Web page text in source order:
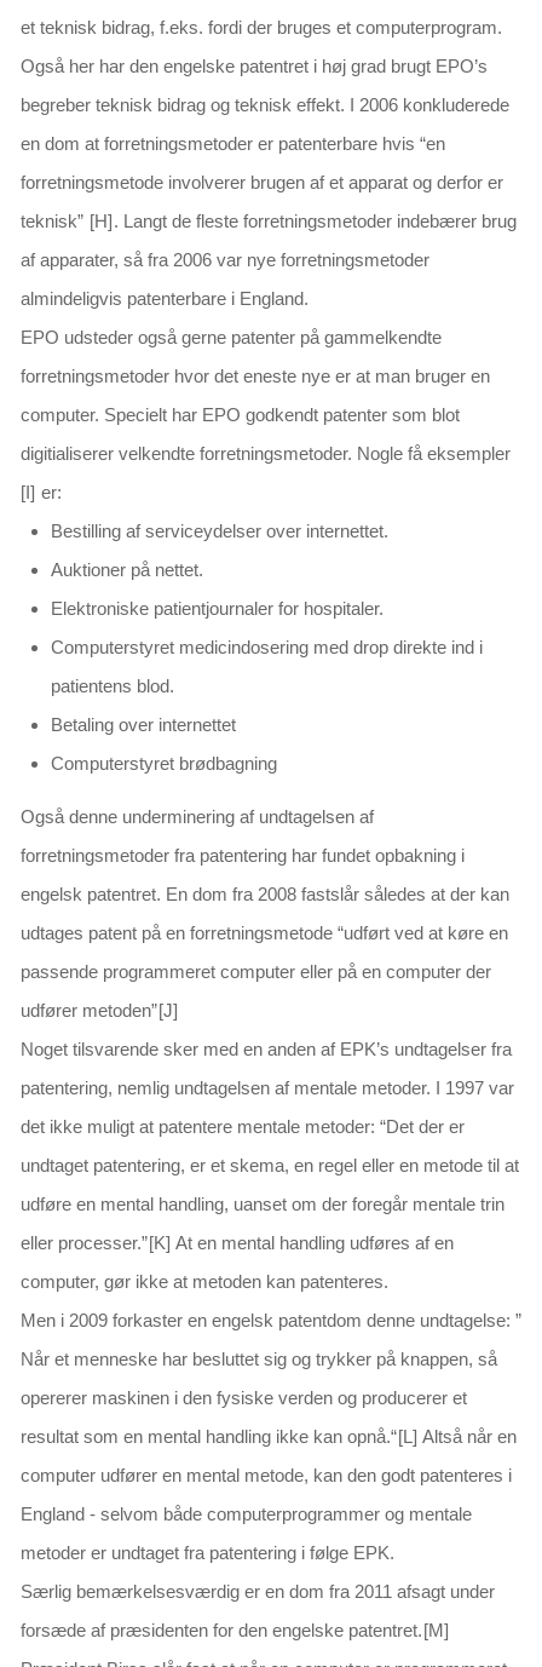
et teknisk bidrag, f.eks. fordi der bruges et computerprogram.
Også her har den engelske patentret i høj grad brugt EPO’s
begreber teknisk bidrag og teknisk effekt. I 2006 konkluderede
en dom at forretningsmetoder er patenterbare hvis “en
forretningsmetode involverer brugen af et apparat og derfor er
teknisk” [H]. Langt de fleste forretningsmetoder indebærer brug
af apparater, så fra 2006 var nye forretningsmetoder
almindeligvis patenterbare i England.
EPO udsteder også gerne patenter på gammelkendte
forretningsmetoder hvor det eneste nye er at man bruger en
computer. Specielt har EPO godkendt patenter som blot
digitialiserer velkendte forretningsmetoder. Nogle få eksempler
[I] er:
Bestilling af serviceydelser over internettet.
Auktioner på nettet.
Elektroniske patientjournaler for hospitaler.
Computerstyret medicindosering med drop direkte ind i
patientens blod.
Betaling over internettet
Computerstyret brødbagning
Også denne underminering af undtagelsen af
forretningsmetoder fra patentering har fundet opbakning i
engelsk patentret. En dom fra 2008 fastslår således at der kan
udtages patent på en forretningsmetode “udført ved at køre en
passende programmeret computer eller på en computer der
udfører metoden”[J]
Noget tilsvarende sker med en anden af EPK’s undtagelser fra
patentering, nemlig undtagelsen af mentale metoder. I 1997 var
det ikke muligt at patentere mentale metoder: “Det der er
undtaget patentering, er et skema, en regel eller en metode til at
udføre en mental handling, uanset om der foregår mentale trin
eller processer.”[K] At en mental handling udføres af en
computer, gør ikke at metoden kan patenteres.
Men i 2009 forkaster en engelsk patentdom denne undtagelse: ”
Når et menneske har besluttet sig og trykker på knappen, så
opererer maskinen i den fysiske verden og producerer et
resultat som en mental handling ikke kan opnå.“[L] Altså når en
computer udfører en mental metode, kan den godt patenteres i
England - selvom både computerprogrammer og mentale
metoder er undtaget fra patentering i følge EPK.
Særlig bemærkelsesværdig er en dom fra 2011 afsagt under
forsæde af præsidenten for den engelske patentret.[M]